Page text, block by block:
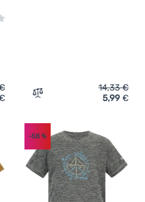
T-Shirt Regatta Wenbie III'
Zum Vergleich 'Kinder-T-
14,33€
5,99 €
-58%